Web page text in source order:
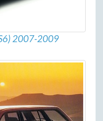
2007-2009